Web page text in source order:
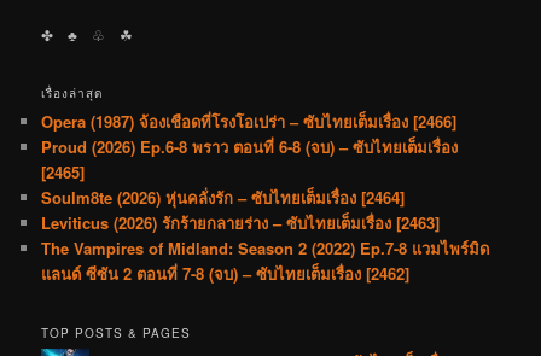
✤ ♣︎ ♧ ☘︎
เรื่องล่าสุด
Opera (1987) จ้องเชือดที่โรงโอเปร่า – ซับไทยเต็มเรื่อง [2466]
Proud (2026) Ep.6-8 พราว ตอนที่ 6-8 (จบ) – ซับไทยเต็มเรื่อง
[2465]
Soulm8te (2026) หุ่นคลั่งรัก – ซับไทยเต็มเรื่อง [2464]
Leviticus (2026) รักร้ายกลายร่าง – ซับไทยเต็มเรื่อง [2463]
The Vampires of Midland: Season 2 (2022) Ep.7-8 แวมไพร์มิด
แลนด์ ซีซัน 2 ตอนที่ 7-8 (จบ) – ซับไทยเต็มเรื่อง [2462]
TOP POSTS & PAGES